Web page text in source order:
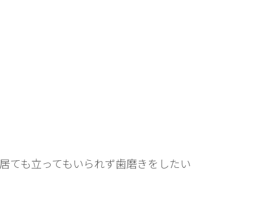
ても立ってもいられず歯磨きをしたい